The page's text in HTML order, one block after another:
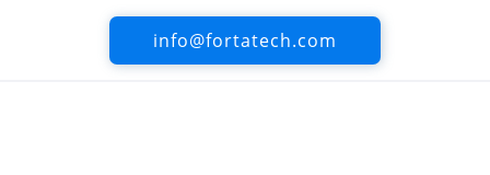
info@fortatech.com